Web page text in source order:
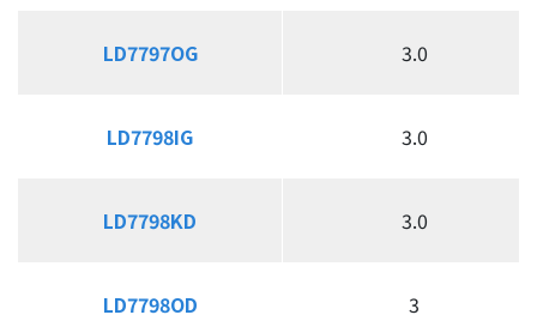
LD7797OG 3.0
LD7798IG 3.0
LD7798KD 3.0
LD7798OD 3
LD7797OG
LD7798IG
LD7798KD
LD7798OD